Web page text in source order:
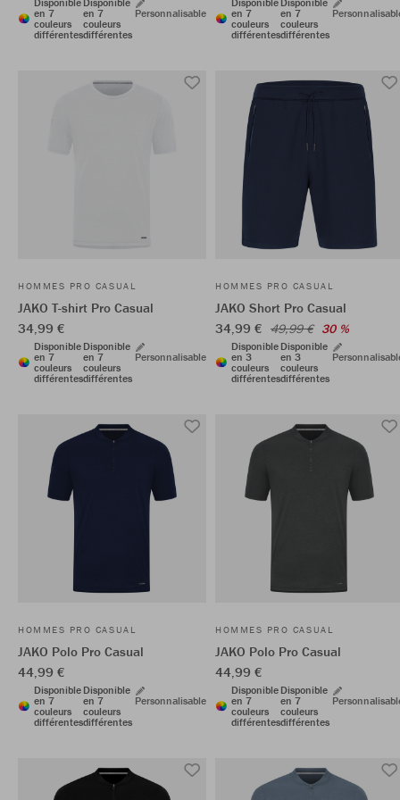
en 7
couleurs
différentes
en 7
couleurs
différentes
Personnalisable
en 7
couleurs
différentes
en 7
couleurs
différentes
HOMMES PRO CASUAL
JAKO T-shirt Pro Casual
34,99 €
Disponible
en 7
couleurs
différentes
Disponible
en 7
couleurs
différentes
Personnalisable
HOMMES PRO CASUAL
JAKO Short Pro Casual
34,99 € 49,99 € 30 %
Disponible
en 3
couleurs
différentes
Disponible
en 3
couleurs
différentes
HOMMES PRO CASUAL
JAKO Polo Pro Casual
44,99 €
Disponible
en 7
couleurs
différentes
Disponible
en 7
couleurs
différentes
Personnalisable
HOMMES PRO CASUAL
JAKO Polo Pro Casual
44,99 €
Disponible
en 7
couleurs
différentes
Disponible
en 7
couleurs
différentes